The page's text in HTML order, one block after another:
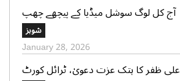
آج کل لوگ سوشل میڈیا کے پیچھے چھپ
کر ایک دوسرے پر کیچڑ اچھالتے ہیں‘ علی
عباس
شوبز
January 28, 2026
علی ظفر کا ہتک عزت دعویٰ، ٹرائل کورٹ